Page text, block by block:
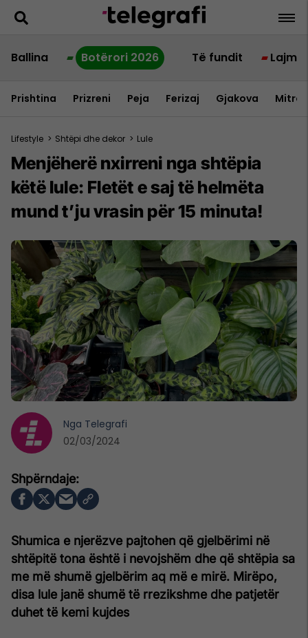
Ballina Botërori 2026 Të fundit Lajme
Prishtina Prizreni Peja Ferizaj Gjakova
Lifestyle > Shtëpi dhe dekor > Lule
Menjëherë nxirreni nga shtëpia
këtë lule: Fletët e saj të helmëta
mund t’ju vrasin për 15 minuta!
Shumica e njerëzve pajtohen që gjelbërimi në
shtëpitë tona është i nevojshëm dhe që shtëpia sa
me më shumë gjelbërim aq më e mirë. Mirëpo,
disa lule janë shumë të rrezikshme dhe patjetër
duhet të kemi kujdes
Nga Telegrafi
02/03/2024